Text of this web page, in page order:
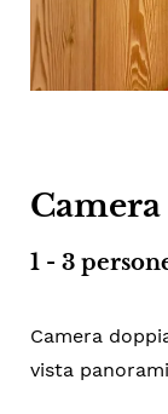
1 - 3
Camera
vista